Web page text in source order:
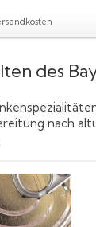
des
nach